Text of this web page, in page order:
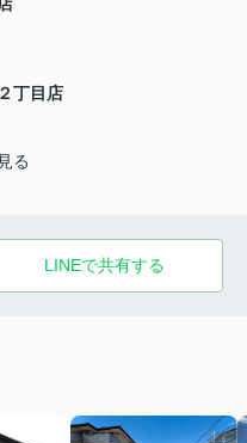
丁目店
る
LINEで共有する